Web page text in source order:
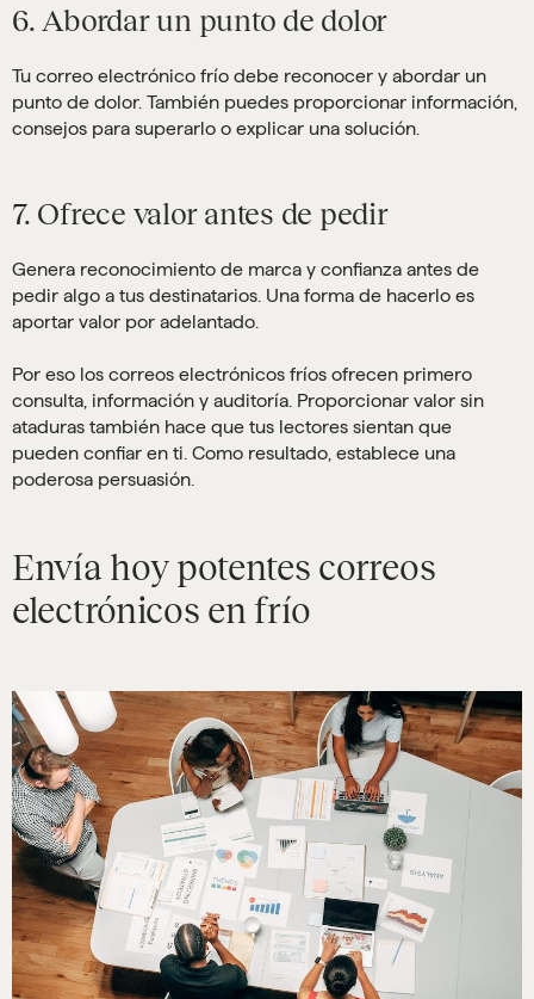
6. Abordar un punto de dolor
Tu correo electrónico frío debe reconocer y abordar un
punto de dolor. También puedes proporcionar información,
consejos para superarlo o explicar una solución.
7. Ofrece valor antes de pedir
Genera reconocimiento de marca y confianza antes de
pedir algo a tus destinatarios. Una forma de hacerlo es
aportar valor por adelantado.
Por eso los correos electrónicos fríos ofrecen primero
consulta, información y auditoría. Proporcionar valor sin
ataduras también hace que tus lectores sientan que
pueden confiar en ti. Como resultado, establece una
poderosa persuasión.
Envía hoy potentes correos
electrónicos en frío